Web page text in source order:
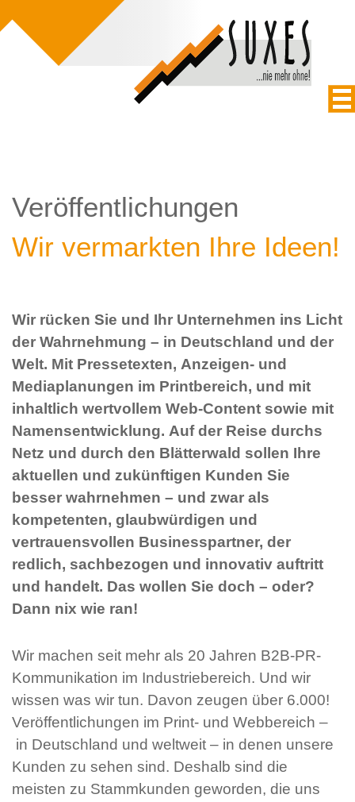
Veröffentlichungen
Wir vermarkten Ihre Ideen!
Wir rücken Sie und Ihr Unternehmen ins Licht
der Wahrnehmung – in Deutschland und der
Welt. Mit Pressetexten, Anzeigen- und
Mediaplanungen im Printbereich, und mit
inhaltlich wertvollem Web-Content sowie mit
Namensentwicklung. Auf der Reise durchs
Netz und durch den Blätterwald sollen Ihre
aktuellen und zukünftigen Kunden Sie
besser wahrnehmen – und zwar als
kompetenten, glaubwürdigen und
vertrauensvollen Businesspartner, der
redlich, sachbezogen und innovativ auftritt
und handelt. Das wollen Sie doch – oder?
Dann nix wie ran!
Wir machen seit mehr als 20 Jahren B2B-PR-
Kommunikation im Industriebereich. Und wir
wissen was wir tun. Davon zeugen über 6.000!
Veröffentlichungen im Print- und Webbereich –
in Deutschland und weltweit – in denen unsere
Kunden zu sehen sind. Deshalb sind die
meisten zu Stammkunden geworden, die uns